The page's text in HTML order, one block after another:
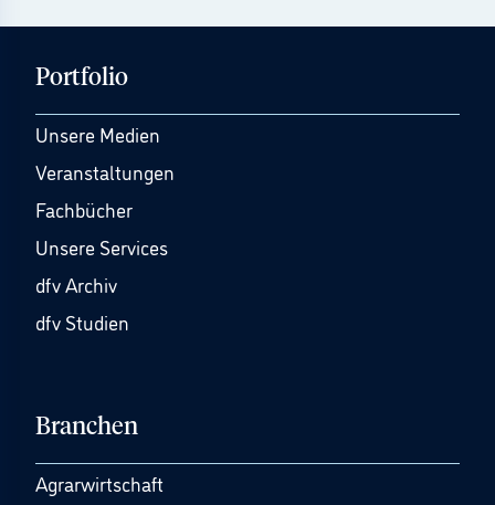
Portfolio
Unsere Medien
Veranstaltungen
Fachbücher
Unsere Services
dfv Archiv
dfv Studien
Branchen
Agrarwirtschaft